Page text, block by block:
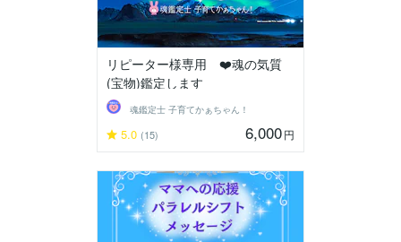
リピーター様専用 ❤️魂の気質
(宝物)鑑定します
魂鑑定士 子育てかぁちゃん！
5.0 (15) 6,000円